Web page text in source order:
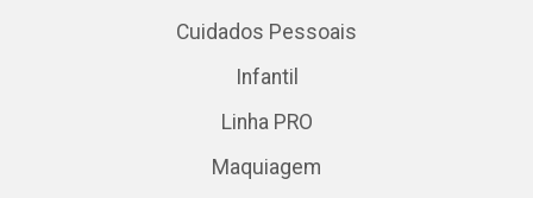
Cuidados Pessoais
Infantil
Linha PRO
Maquiagem